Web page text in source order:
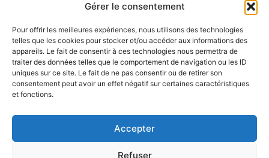
Gérer le consentement
Pour offrir les meilleures expériences, nous utilisons des technologies
telles que les cookies pour stocker et/ou accéder aux informations des
appareils. Le fait de consentir à ces technologies nous permettra de
traiter des données telles que le comportement de navigation ou les ID
uniques sur ce site. Le fait de ne pas consentir ou de retirer son
consentement peut avoir un effet négatif sur certaines caractéristiques
et fonctions.
Accepter
Refuser
Page
CONTACT
MENTIONS LÉGALES